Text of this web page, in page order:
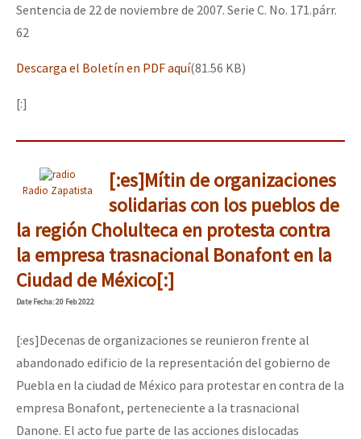
Sentencia de 22 de noviembre de 2007. Serie C. No. 171.párr.
62
Descarga el Boletín en PDF aquí(81.56 KB)
[:]
Radio Zapatista
[:es]Mítin de organizaciones
solidarias con los pueblos de
la región Cholulteca en protesta contra
la empresa trasnacional Bonafont en la
Ciudad de México[:]
DateFecha: 20 Feb 2022
[:es]Decenas de organizaciones se reunieron frente al
abandonado edificio de la representación del gobierno de
Puebla en la ciudad de México para protestar en contra de la
empresa Bonafont, perteneciente a la trasnacional
Danone. El acto fue parte de las acciones dislocadas